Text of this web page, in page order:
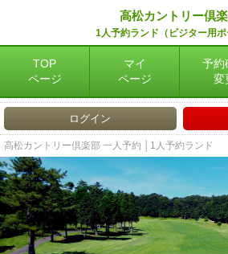
高松カントリー倶
1人予約ランド（ビジター用ポ
TOP
ページ
マイ
ページ
予約
変
ログイン
高松カントリー倶楽部 一人予約 │1人予約ランド